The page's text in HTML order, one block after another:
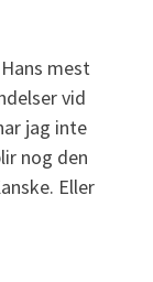
Hans mest
vid
jag inte
nog den
Eller